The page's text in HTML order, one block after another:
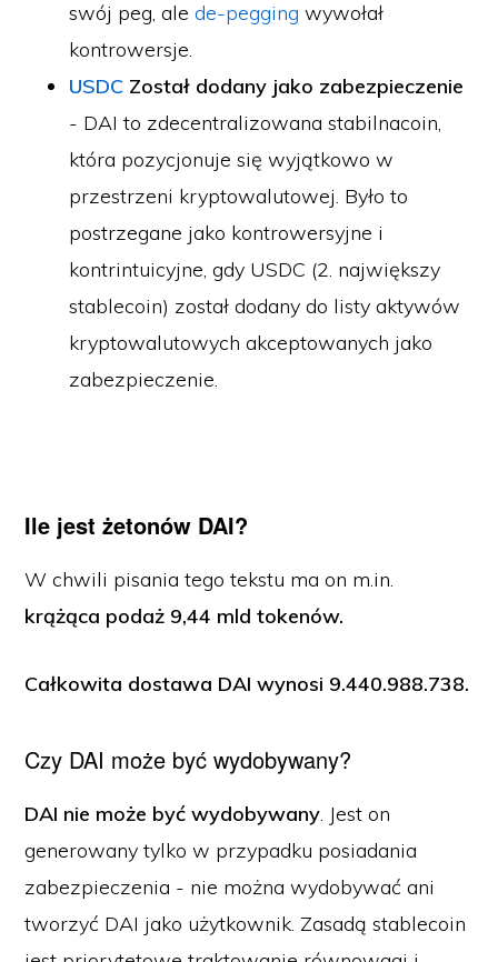
swój peg, alede-pegging wywołał
kontrowersje.
USDC Został dodany jako zabezpieczenie
- DAI to zdecentralizowana stabilnacoin,
która pozycjonuje się wyjątkowo w
przestrzeni kryptowalutowej. Było to
postrzegane jako kontrowersyjne i
kontrintuicyjne, gdy USDC (2. największy
stablecoin) został dodany do listy aktywów
kryptowalutowych akceptowanych jako
zabezpieczenie.
Ile jest żetonów DAI?
W chwili pisania tego tekstu ma on m.in.
krążąca podaż 9,44 mld tokenów.
Całkowita dostawa DAI wynosi 9.440.988.738.
Czy DAI może być wydobywany?
DAI nie może być wydobywany. Jest on
generowany tylko w przypadku posiadania
zabezpieczenia - nie można wydobywać ani
tworzyć DAI jako użytkownik. Zasadą stablecoin